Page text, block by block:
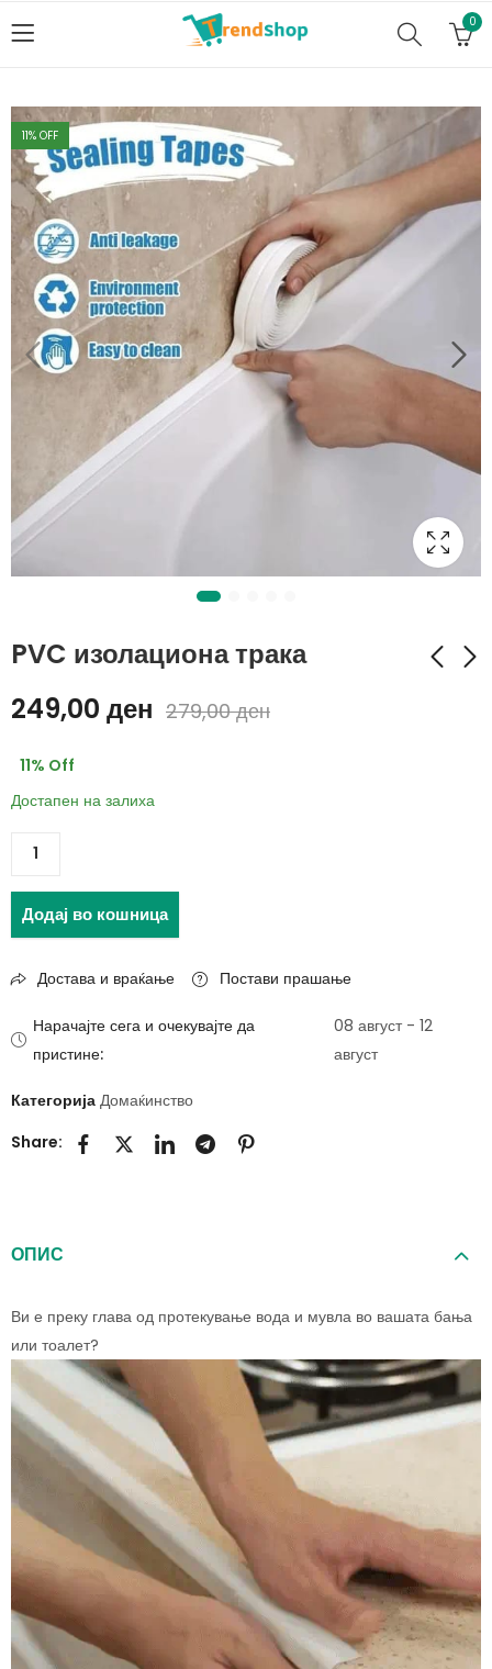
0
11% OFF
PVC изолациона трака
249,00 ден 279,00ден
11% Off
Достапен на залиха
Додај во кошница
Достава и враќање Постави прашање
Нарачајте сега и очекувајте да
пристине:
08 август - 12
август
Категорија Домаќинство
Share:
ОПИС
Ви е преку глава од протекување вода и мувла во вашата бања
или тоалет?